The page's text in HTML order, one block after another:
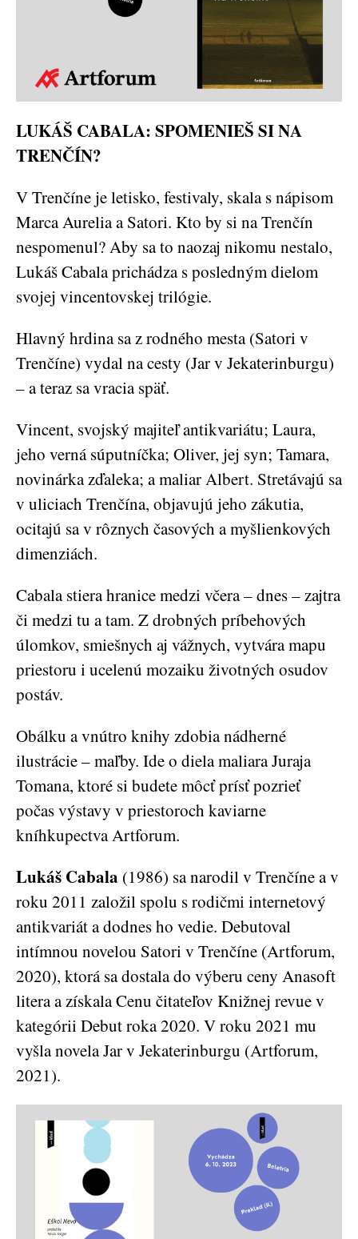
LUKÁŠ CABALA: SPOMENIEŠ SI NA
TRENČÍN?
V Trenčíne je letisko, festivaly, skala s nápisom
Marca Aurelia a Satori. Kto by si na Trenčín
nespomenul? Aby sa to naozaj nikomu nestalo,
Lukáš Cabala prichádza s posledným dielom
svojej vincentovskej trilógie.
Hlavný hrdina sa z rodného mesta (Satori v
Trenčíne) vydal na cesty (Jar v Jekaterinburgu)
– a teraz sa vracia späť.
Vincent, svojský majiteľ antikvariátu; Laura,
jeho verná súputníčka; Oliver, jej syn; Tamara,
novinárka zďaleka; a maliar Albert. Stretávajú sa
v uliciach Trenčína, objavujú jeho zákutia,
ocitajú sa v rôznych časových a myšlienkových
dimenziách.
Cabala stiera hranice medzi včera – dnes – zajtra
či medzi tu a tam. Z drobných príbehových
úlomkov, smiešnych aj vážnych, vytvára mapu
priestoru i ucelenú mozaiku životných osudov
postáv.
Obálku a vnútro knihy zdobia nádherné
ilustrácie – maľby. Ide o diela maliara Juraja
Tomana, ktoré si budete môcť prísť pozrieť
počas výstavy v priestoroch kaviarne
kníhkupectva Artforum.
Lukáš Cabala (1986) sa narodil v Trenčíne a v
roku 2011 založil spolu s rodičmi internetový
antikvariát a dodnes ho vedie. Debutoval
intímnou novelou Satori v Trenčíne (Artforum,
2020), ktorá sa dostala do výberu ceny Anasoft
litera a získala Cenu čitateľov Knižnej revue v
kategórii Debut roka 2020. V roku 2021 mu
vyšla novela Jar v Jekaterinburgu (Artforum,
2021).